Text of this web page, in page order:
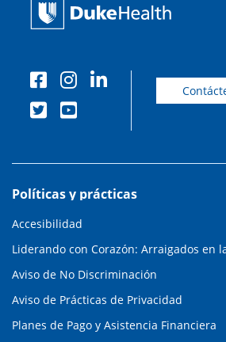
Políticas y prácticas
Accesibilidad
Liderando con Corazón: Arraigados en
Aviso de No Discriminación
Aviso de Prácticas de Privacidad
Planes de Pago y Asistencia Financiera